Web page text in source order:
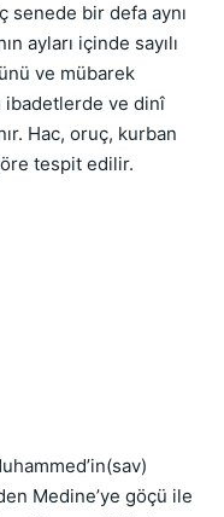
senede bir defa aynı
ayları içinde sayılı
ve mübarek
ibadetlerde ve dinî
Hac, oruç, kurban
tespit edilir.
Medine’ye göçü ile